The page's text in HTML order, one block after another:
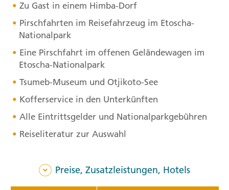
Zu Gast in einem Himba-Dorf
Pirschfahrten im Reisefahrzeug im Etoscha-
Nationalpark
Eine Pirschfahrt im offenen Geländewagen im
Etoscha-Nationalpark
Tsumeb-Museum und Otjikoto-See
Kofferservice in den Unterkünften
Alle Eintrittsgelder und Nationalparkgebühren
Reiseliteratur zur Auswahl
Preise, Zusatzleistungen, Hotels